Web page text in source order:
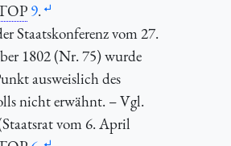
9.
Staatskonferenz vom 27.
1802 (Nr. 75) wurde
ausweislich des
nicht erwähnt. – Vgl.
vom 6. April